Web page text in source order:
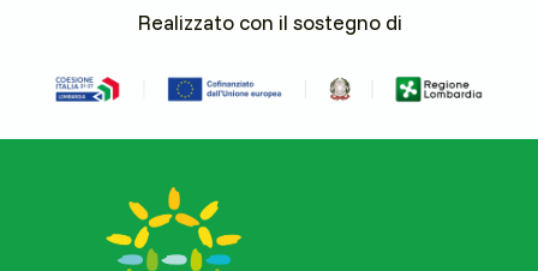
Realizzato con il sostegno di